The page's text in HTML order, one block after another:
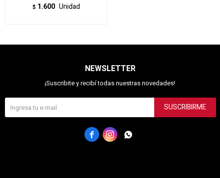
$ 1.600 Unidad
NEWSLETTER
¡Suscribite y recibí todas nuestras novedades!
SUSCRIBIRME
  